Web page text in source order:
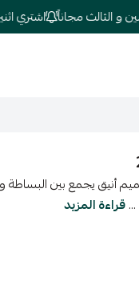
مجاناً اشتري اثنين
بيتس 25/26 يأتي بتصميم أنيق
قراءة المزيد